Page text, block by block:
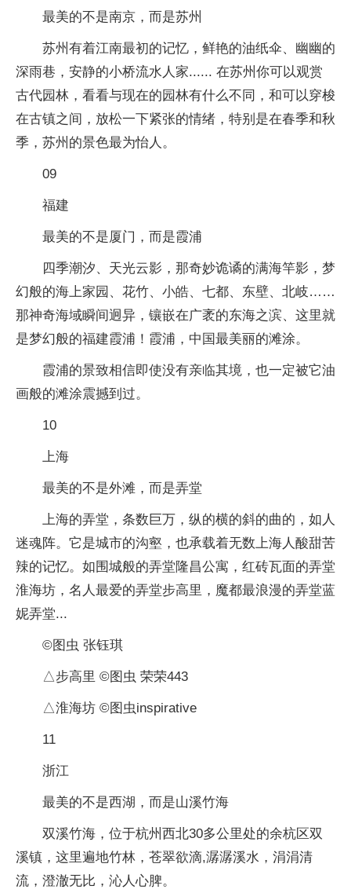
最美的不是南京，而是苏州
苏州有着江南最初的记忆，鲜艳的油纸伞、幽幽的
深雨巷，安静的小桥流水人家...... 在苏州你可以观赏
古代园林，看看与现在的园林有什么不同，和可以穿梭
在古镇之间，放松一下紧张的情绪，特别是在春季和秋
季，苏州的景色最为怡人。
09
福建
最美的不是厦门，而是霞浦
四季潮汐、天光云影，那奇妙诡谲的满海竿影，梦
幻般的海上家园、花竹、小皓、七都、东壁、北岐……
那神奇海域瞬间迥异，镶嵌在广袤的东海之滨、这里就
是梦幻般的福建霞浦！霞浦，中国最美丽的滩涂。
霞浦的景致相信即使没有亲临其境，也一定被它油
画般的滩涂震撼到过。
10
上海
最美的不是外滩，而是弄堂
上海的弄堂，条数巨万，纵的横的斜的曲的，如人
迷魂阵。它是城市的沟壑，也承载着无数上海人酸甜苦
辣的记忆。如围城般的弄堂隆昌公寓，红砖瓦面的弄堂
淮海坊，名人最爱的弄堂步高里，魔都最浪漫的弄堂蓝
妮弄堂...
©图虫 张钰琪
△步高里 ©图虫 荣荣443
△淮海坊 ©图虫inspirative
11
浙江
最美的不是西湖，而是山溪竹海
双溪竹海，位于杭州西北30多公里处的余杭区双
溪镇，这里遍地竹林，苍翠欲滴,潺潺溪水，涓涓清
流，澄澈无比，沁人心脾。